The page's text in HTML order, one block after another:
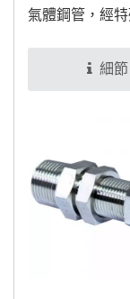
氣體鋼管，經
細節